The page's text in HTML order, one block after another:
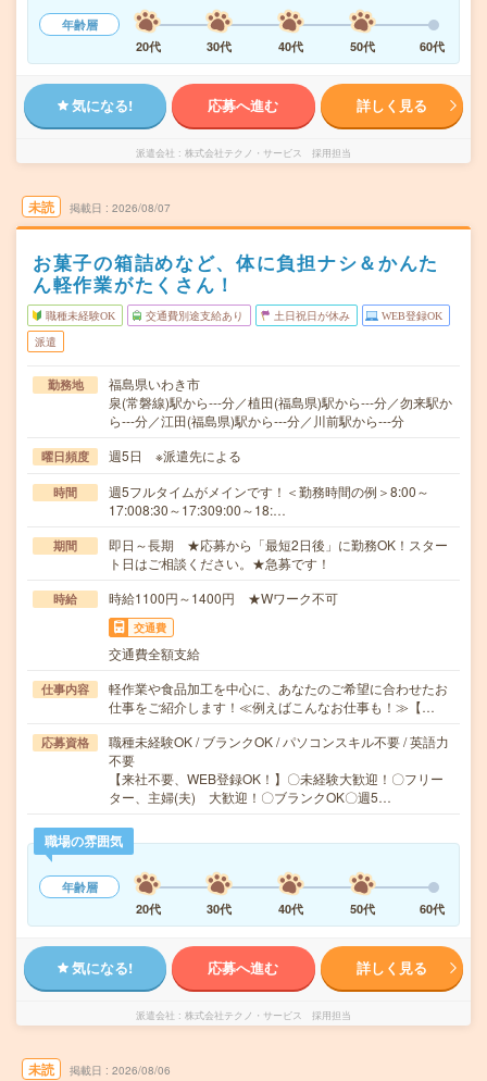
年齢層
20代
30代 40代 50代 60代
気になる! 応募へ進む 詳しく見る
派遣会社 株式会社テクノ・サービス 採用担当
未読 掲載日 2026/08/07
お菓子の箱詰めなど、体に負担ナシ＆かんた
ん軽作業がたくさん！
職種未経験OK 交通費別途支給あり 土日祝日が休み WEB登録OK
派遣
勤務地
福島県いわき市
泉(常磐線)駅から---分／植田(福島県)駅から---分／勿来駅か
ら---分／江田(福島県)駅から---分／川前駅から---分
曜日頻度 週5日 ※派遣先による
時間
週5フルタイムがメインです！＜勤務時間の例＞8:00～
17:008:30～17:309:00～18:…
期間
即日～長期 ★応募から「最短2日後」に勤務OK！スター
ト日はご相談ください。★急募です！
時給 時給1100円～1400円 ★Wワーク不可
交通費
交通費全額支給
仕事内容
軽作業や食品加工を中心に、あなたのご希望に合わせたお
仕事をご紹介します！≪例えばこんなお仕事も！≫【…
応募資格
職種未経験OK / ブランクOK / パソコンスキル不要 / 英語力
不要
【来社不要、WEB登録OK！】〇未経験大歓迎！〇フリー
ター、主婦(夫) 大歓迎！〇ブランクOK〇週5…
職場の雰囲気
年齢層
20代
30代 40代 50代 60代
気になる! 応募へ進む 詳しく見る
派遣会社 株式会社テクノ・サービス 採用担当
未読 掲載日 2026/08/06